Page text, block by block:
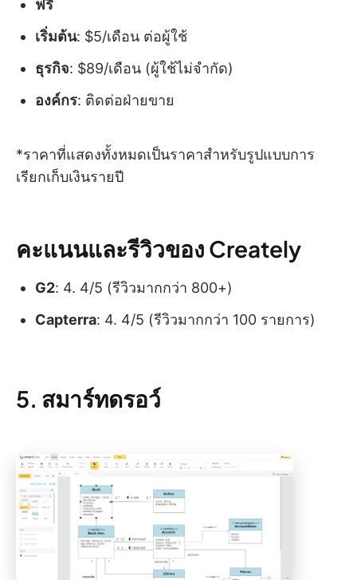
ฟรี
เริ่มต้น: $5/เดือน ต่อผู้ใช้
ธุรกิจ: $89/เดือน (ผู้ใช้ไม่จำกัด)
องค์กร: ติดต่อฝ่ายขาย
*ราคาที่แสดงทั้งหมดเป็นราคาสำหรับรูปแบบการ
เรียกเก็บเงินรายปี
คะแนนและรีวิวของ Creately
G2: 4. 4/5 (รีวิวมากกว่า 800+)
Capterra: 4. 4/5 (รีวิวมากกว่า 100 รายการ)
5. สมาร์ทดรอว์